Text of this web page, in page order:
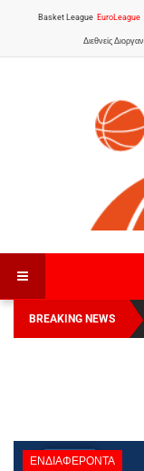
Basket League EuroLeague
Διεθνείς
BREAKING NEWS
ΕΝΔΙΑΦΈΡΟΝΤΑ